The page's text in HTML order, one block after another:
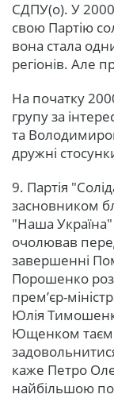
СДПУ(о). У
свою Партію
вона стала
регіонів. Але
На початку
групу за
та
дружні
9. Партія
засновником
"Наша
очолював
завершенні
Порошенко
прем’єр-
Юлія
Ющенком
каже Петро
найбільшою